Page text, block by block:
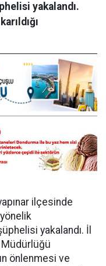
yakalandı.
ilçesinde
yakalandı. İl
önlenmesi ve